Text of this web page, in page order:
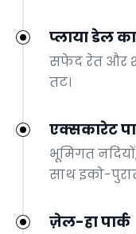
प्लाया डेल
सफेद रेत और
तट।
एक्सकारेट
भूमिगत
साथ इको-
ज़ेल-हा पार्क